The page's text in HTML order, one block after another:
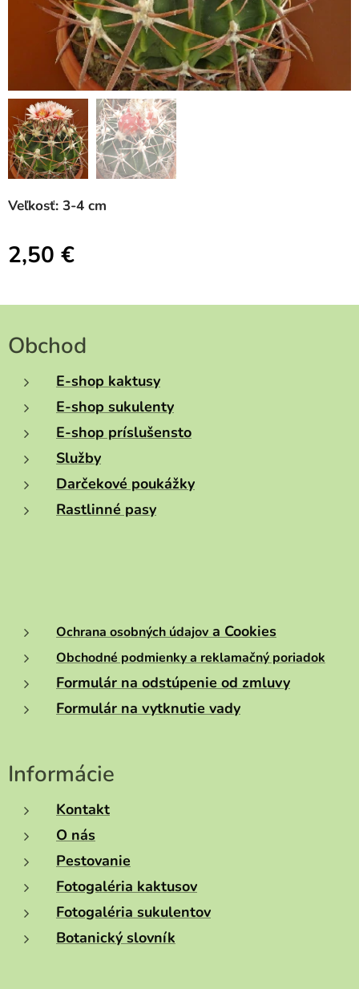
Veľkosť: 3-4 cm
2,50 €
Obchod
E-shop kaktusy
E-shop sukulenty
E-shop príslušensto
Služby
Darčekové poukážky
Rastlinné pasy
Ochrana osobných údajov a Cookies
Obchodné podmienky a reklamačný poriadok
Formulár na odstúpenie od zmluvy
Formulár na vytknutie vady
Informácie
Kontakt
O nás
Pestovanie
Fotogaléria kaktusov
Fotogaléria sukulentov
Botanický slovník